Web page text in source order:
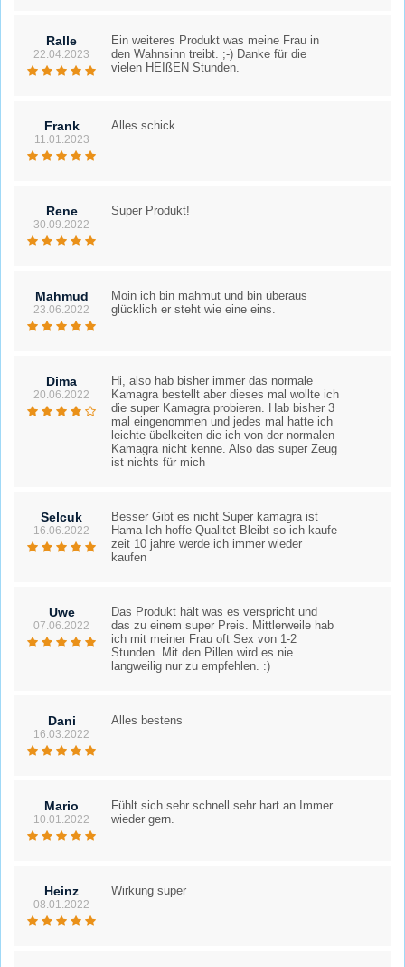
Ralle
22.04.2023
Ein weiteres Produkt was meine Frau in
den Wahnsinn treibt. ;-) Danke für die
vielen HEIßEN Stunden.
Frank
11.01.2023
Alles schick
Rene
30.09.2022
Super Produkt!
Mahmud
23.06.2022
Moin ich bin mahmut und bin überaus
glücklich er steht wie eine eins.
Dima
20.06.2022
Hi, also hab bisher immer das normale
Kamagra bestellt aber dieses mal wollte ich
die super Kamagra probieren. Hab bisher 3
mal eingenommen und jedes mal hatte ich
leichte übelkeiten die ich von der normalen
Kamagra nicht kenne. Also das super Zeug
ist nichts für mich
Selcuk
16.06.2022
Besser Gibt es nicht Super kamagra ist
Hama Ich hoffe Qualitet Bleibt so ich kaufe
zeit 10 jahre werde ich immer wieder
kaufen
Uwe
07.06.2022
Das Produkt hält was es verspricht und
das zu einem super Preis. Mittlerweile hab
ich mit meiner Frau oft Sex von 1-2
Stunden. Mit den Pillen wird es nie
langweilig nur zu empfehlen. :)
Dani
16.03.2022
Alles bestens
Mario
10.01.2022
Fühlt sich sehr schnell sehr hart an.Immer
wieder gern.
Heinz
08.01.2022
Wirkung super